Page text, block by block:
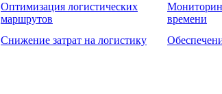
Оптимизация логистических
маршрутов
времени
Снижение затрат на логистику